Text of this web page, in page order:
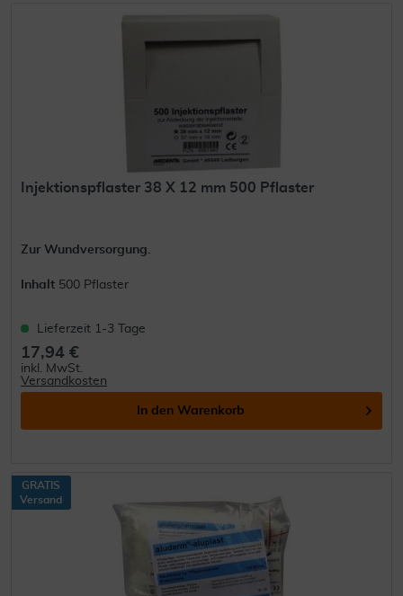
Injektionspflaster 38 X 12 mm 500 Pflaster
Zur Wundversorgung.
Inhalt 500 Pflaster
Lieferzeit 1-3 Tage
17,94 €
inkl. MwSt.
Versandkosten
In den Warenkorb
GRATIS
Versand